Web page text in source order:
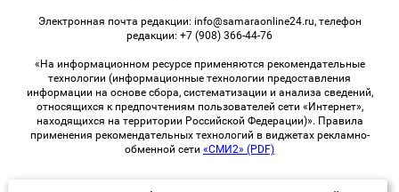
Электронная почта редакции: info@samaraonline24.ru, телефон
редакции: +7 (908) 366-44-76
«На информационном ресурсе применяются рекомендательные
технологии (информационные технологии предоставления
информации на основе сбора, систематизации и анализа сведений,
относящихся к предпочтениям пользователей сети «Интернет»,
находящихся на территории Российской Федерации)». Правила
применения рекомендательных технологий в виджетах рекламно-
обменной сети «СМИ2» (PDF)